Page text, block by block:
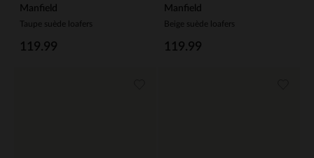
Manfield
Taupe suède loafers
119.99
Manfield
Beige suède loafers
119.99